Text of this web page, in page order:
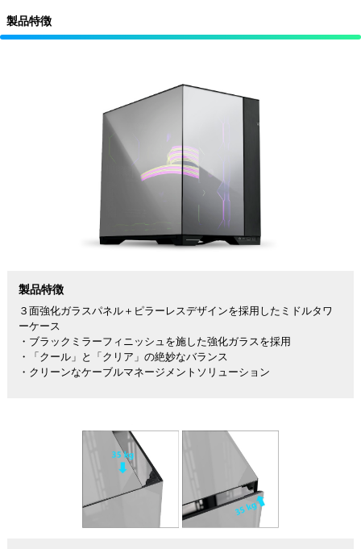
製品特徴
製品特徴
３面強化ガラスパネル＋ピラーレスデザインを採用したミドルタワ
ーケース
・ブラックミラーフィニッシュを施した強化ガラスを採用
・「クール」と「クリア」の絶妙なバランス
・クリーンなケーブルマネージメントソリューション